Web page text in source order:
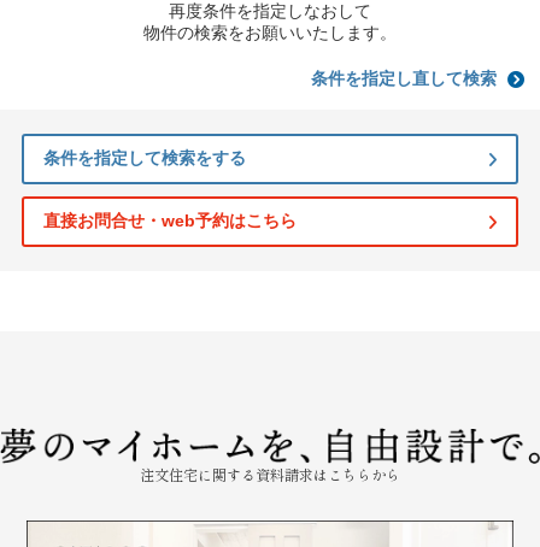
再度条件を指定しなおして
物件の検索をお願いいたします。
条件を指定し直して検索
条件を指定して検索をする
直接お問合せ・web予約はこちら
注文住宅に関する資料請求はこちらから